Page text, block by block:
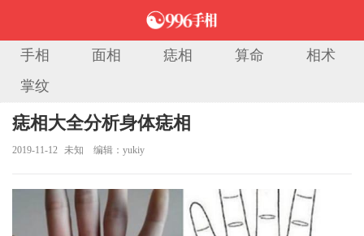
手相 面相 痣相 算命
相术
掌纹
当前位置：
痣相大全分析身体痣相
2019-11-12 未知 编辑：yukiy